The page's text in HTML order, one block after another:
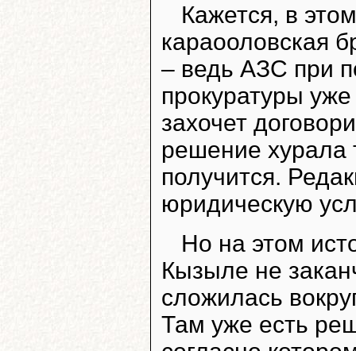
Кажется, в
караооловская
– ведь АЗС при
прокуратуры
захочет
решение хурала
получится.
юридическую
Но на этом
Кызыле не
сложилась
Там уже есть